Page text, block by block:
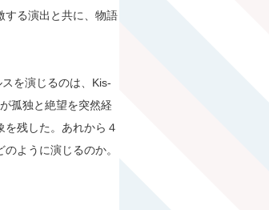
する演出と共に、物語
を演じるのは、Kis-
孤独と絶望を突然経
残した。あれから４
ように演じるのか。